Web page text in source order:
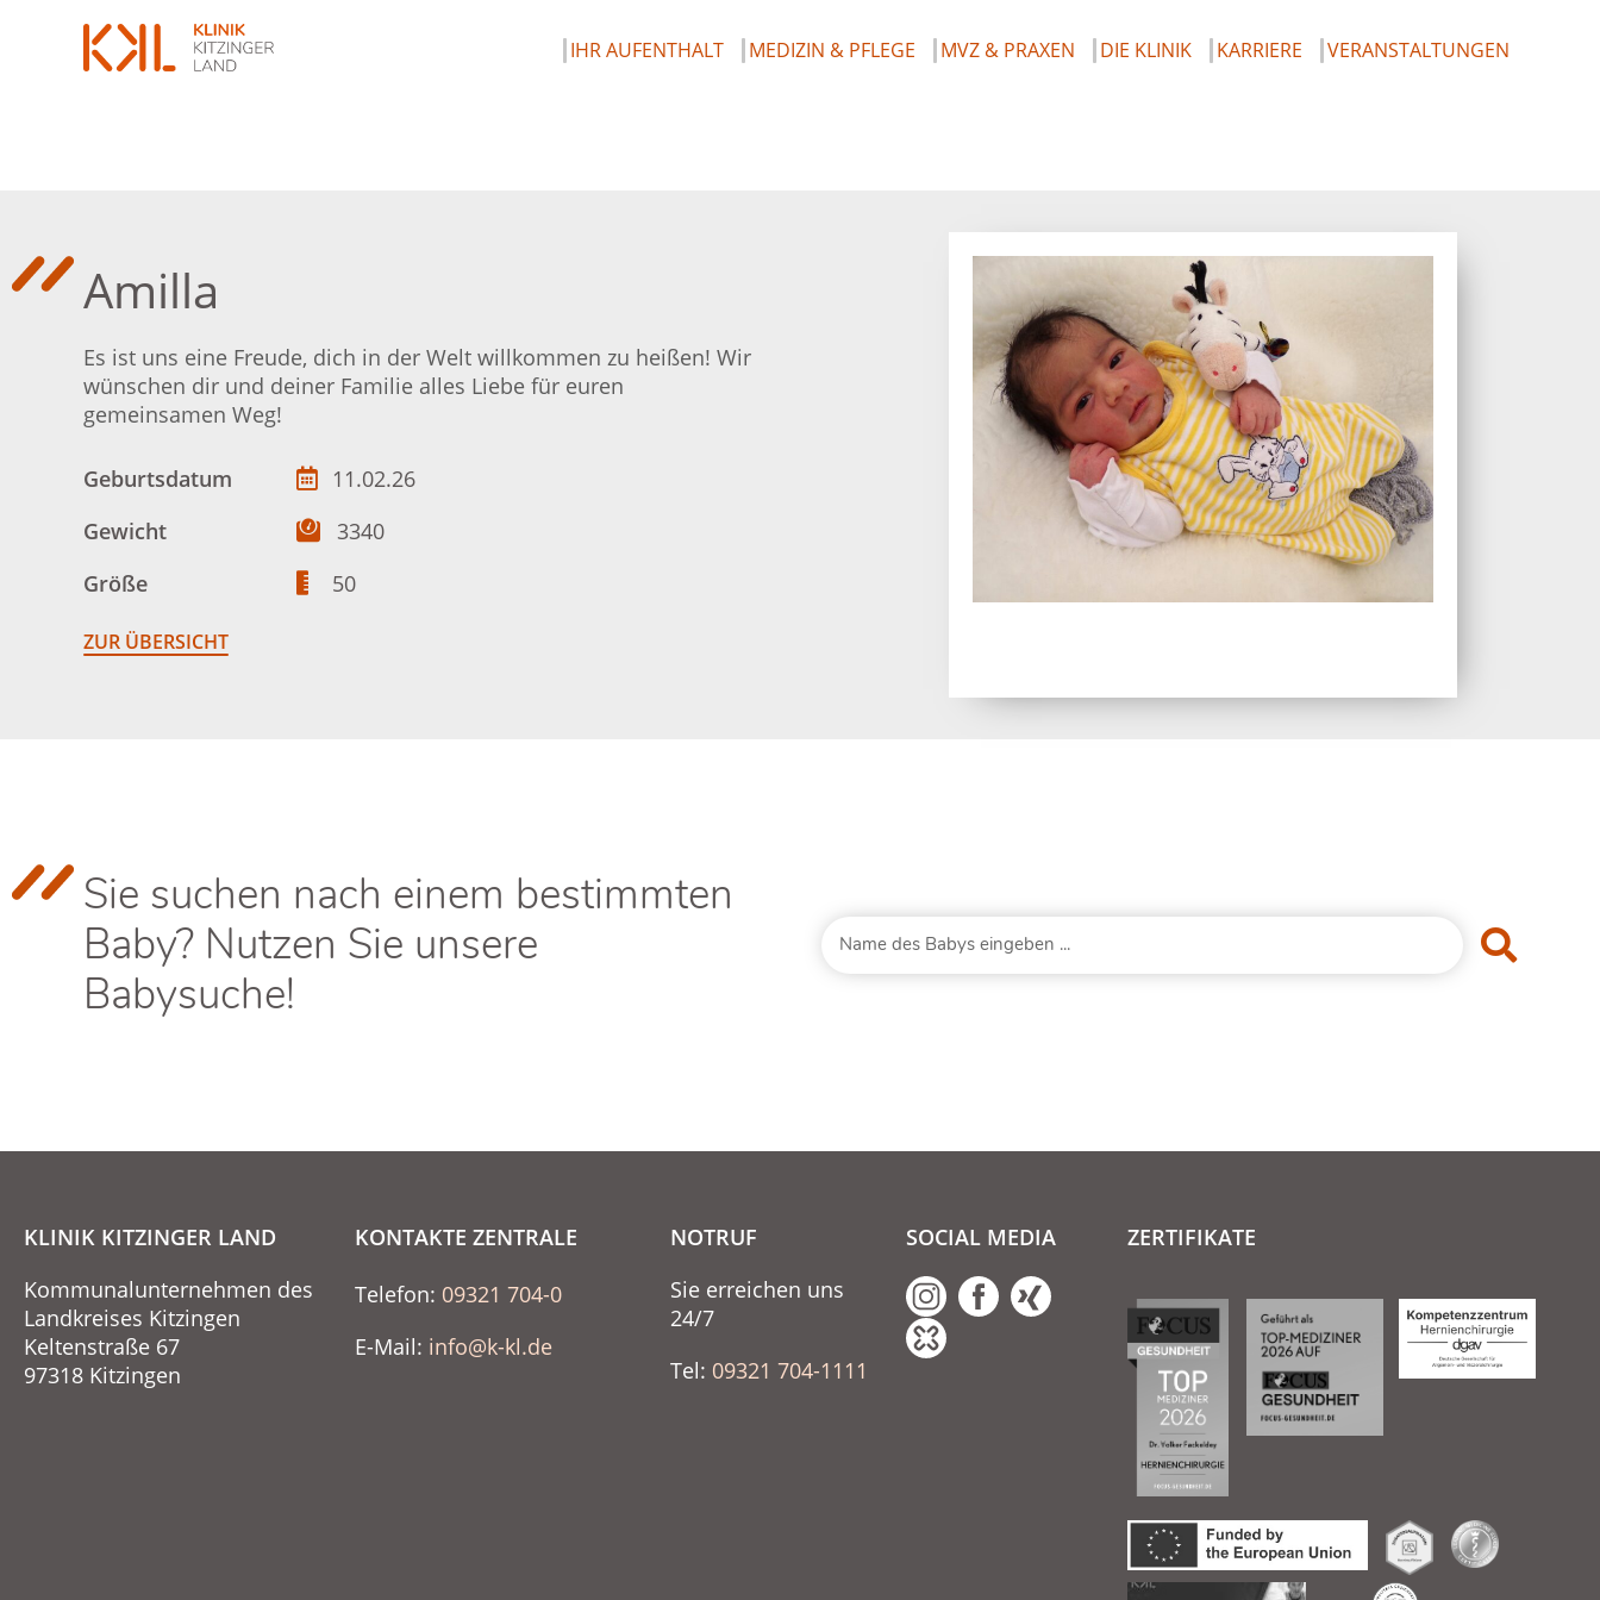
IHR AUFENTHALT MEDIZIN & PFLEGE MVZ & PRAXEN DIE KLINIK KARRIERE VERANSTALTUNGEN
Amilla
Es ist uns eine Freude, dich in der Welt willkommen zu heißen! Wir
wünschen dir und deiner Familie alles Liebe für euren
gemeinsamen Weg!
Geburtsdatum
11.02.26
Gewicht
3340
Größe
50
ZUR ÜBERSICHT
Sie suchen nach einem bestimmten
Baby? Nutzen Sie unsere
Babysuche!
KLINIK KITZINGER LAND
Kommunalunternehmen des
Landkreises Kitzingen
Keltenstraße 67
97318 Kitzingen
KONTAKTE ZENTRALE
Telefon: 09321 704-0
E-Mail: info@k-kl.de
NOTRUF
Sie erreichen uns
24/7
Tel: 09321 704-1111
SOCIAL MEDIA ZERTIFIKATE